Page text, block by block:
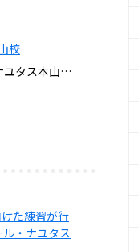
校
ユタス本山…
た練習が行
・ナユタス